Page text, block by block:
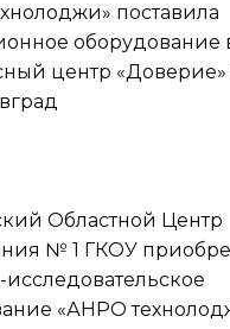
поставила
оборудование
центр «Доверие»
Областной Центр
№ 1 ГКОУ
исследовательское
«АНРО